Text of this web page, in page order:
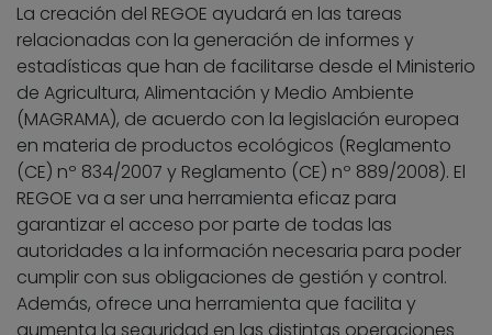
La creación del REGOE ayudará en las tareas
relacionadas con la generación de informes y
estadísticas que han de facilitarse desde el Ministerio
de Agricultura, Alimentación y Medio Ambiente
(MAGRAMA), de acuerdo con la legislación europea
en materia de productos ecológicos (Reglamento
(CE) nº 834/2007 y Reglamento (CE) nº 889/2008). El
REGOE va a ser una herramienta eficaz para
garantizar el acceso por parte de todas las
autoridades a la información necesaria para poder
cumplir con sus obligaciones de gestión y control.
Además, ofrece una herramienta que facilita y